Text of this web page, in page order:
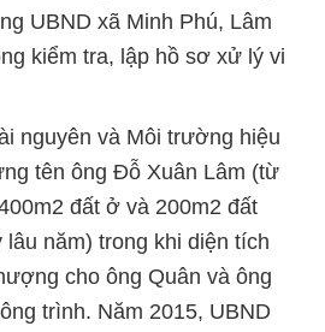
UBND xã Minh Phú, Lâm
kiểm tra, lập hồ sơ xử lý vi
nguyên và Môi trường hiệu
tên ông Đỗ Xuân Lâm (từ
đất ở và 200m2 đất
năm) trong khi diện tích
cho ông Quân và ông
trình. Năm 2015, UBND